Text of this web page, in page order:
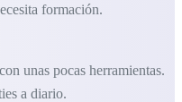
formación.
unas pocas herramientas.
a diario.